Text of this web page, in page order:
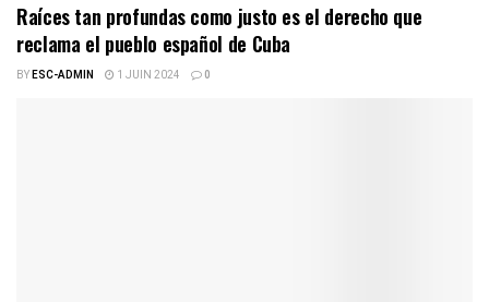
Raíces tan profundas como justo es el derecho que
reclama el pueblo español de Cuba
BYESC-ADMIN 1 JUIN 2024 0